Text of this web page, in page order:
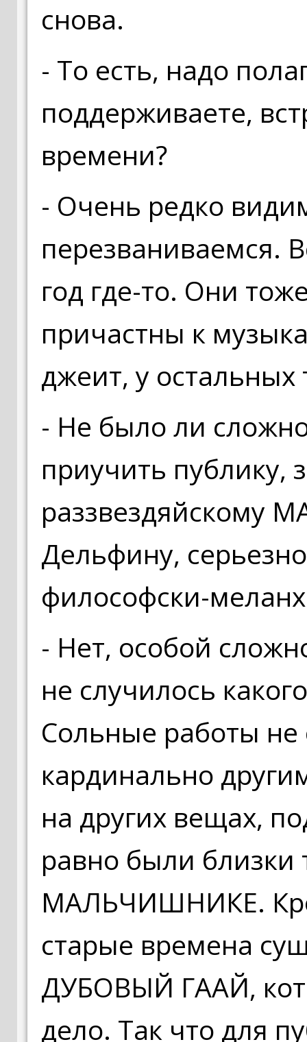
снова.
- То есть, надо
поддерживаете,
времени?
- Очень редко
перезваниваемся.
год где-то. Они
причастны к
джеит, у
- Не было ли
приучить
раззвездяйскому
Дельфину,
философски-
- Нет, особой
не случилось
Сольные работы не
кардинально
на других вещах,
равно были близки
МАЛЬЧИШНИКЕ.
старые времена
ДУБОВЫЙ ГААЙ,
дело. Так что для